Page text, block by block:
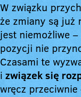
W związku
że zmiany są już
jest niemożliwe
pozycji nie
Czasami te
i związek się
wręcz